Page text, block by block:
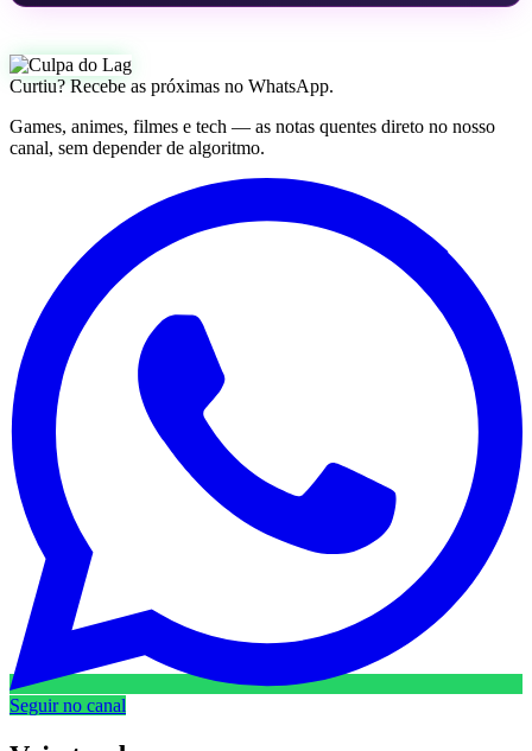
Curtiu? Recebe as próximas no WhatsApp.
Games, animes, filmes e tech — as notas quentes direto no nosso
canal, sem depender de algoritmo.
Seguir no canal